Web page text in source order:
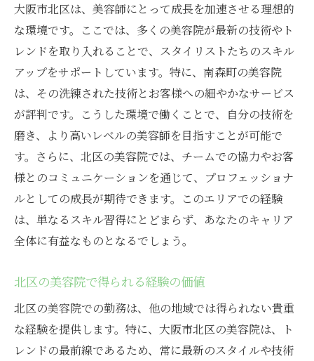
大阪市北区は、美容師にとって成長を加速させる理想的
な環境です。ここでは、多くの美容院が最新の技術やト
レンドを取り入れることで、スタイリストたちのスキル
アップをサポートしています。特に、南森町の美容院
は、その洗練された技術とお客様への細やかなサービス
が評判です。こうした環境で働くことで、自分の技術を
磨き、より高いレベルの美容師を目指すことが可能で
す。さらに、北区の美容院では、チームでの協力やお客
様とのコミュニケーションを通じて、プロフェッショナ
ルとしての成長が期待できます。このエリアでの経験
は、単なるスキル習得にとどまらず、あなたのキャリア
全体に有益なものとなるでしょう。
北区の美容院で得られる経験の価値
北区の美容院での勤務は、他の地域では得られない貴重
な経験を提供します。特に、大阪市北区の美容院は、ト
レンドの最前線であるため、常に最新のスタイルや技術